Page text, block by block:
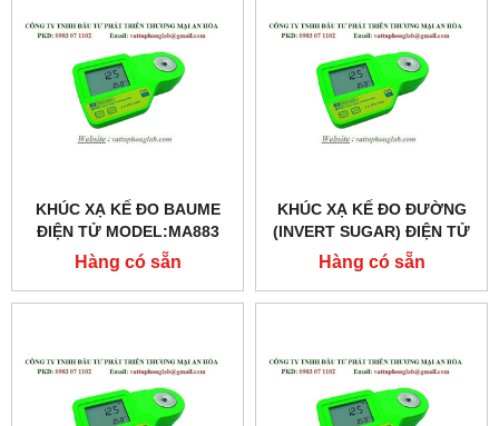
KHÚC XẠ KẾ ĐO BAUME
ĐIỆN TỬ MODEL:MA883
Hàng có sẵn
KHÚC XẠ KẾ ĐO ĐƯỜNG
(INVERT SUGAR) ĐIỆN TỬ
MODEL:MA881
Hàng có sẵn